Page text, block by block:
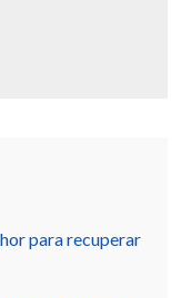
para recuperar